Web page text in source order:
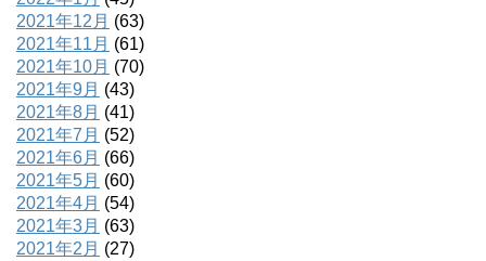
2021年12月 (63)
2021年11月 (61)
2021年10月 (70)
2021年9月 (43)
2021年8月 (41)
2021年7月 (52)
2021年6月 (66)
2021年5月 (60)
2021年4月 (54)
2021年3月 (63)
2021年2月 (27)